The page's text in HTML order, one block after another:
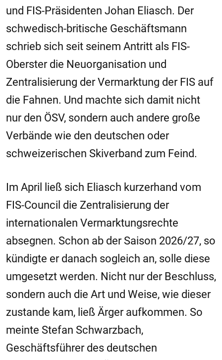
und FIS-Präsidenten Johan Eliasch. Der
schwedisch-britische Geschäftsmann
schrieb sich seit seinem Antritt als FIS-
Oberster die Neuorganisation und
Zentralisierung der Vermarktung der FIS auf
die Fahnen. Und machte sich damit nicht
nur den ÖSV, sondern auch andere große
Verbände wie den deutschen oder
schweizerischen Skiverband zum Feind.
Im April ließ sich Eliasch kurzerhand vom
FIS-Council die Zentralisierung der
internationalen Vermarktungsrechte
absegnen. Schon ab der Saison 2026/27, so
kündigte er danach sogleich an, solle diese
umgesetzt werden. Nicht nur der Beschluss,
sondern auch die Art und Weise, wie dieser
zustande kam, ließ Ärger aufkommen. So
meinte Stefan Schwarzbach,
Geschäftsführer des deutschen